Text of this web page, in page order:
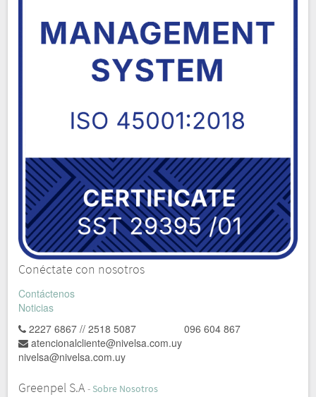
Conéctate con nosotros
Contáctenos
Noticias
2227 6867 // 2518 5087 096 604 867
atencionalcliente@nivelsa.com.uy
nivelsa@nivelsa.com.uy
Greenpel S.A - Sobre Nosotros